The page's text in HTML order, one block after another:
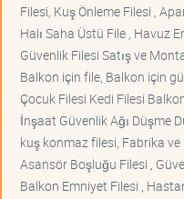
Filesi, Kuş Önleme Filesi ,
Halı Saha Üstü File , Havuz
Güvenlik Filesi Satış ve
Balkon için file, Balkon için
Çocuk Filesi Kedi Filesi
İnşaat Güvenlik Ağı Düşme
kuş konmaz filesi, Fabrika
Asansör Boşluğu Filesi ,
Balkon Emniyet Filesi ,